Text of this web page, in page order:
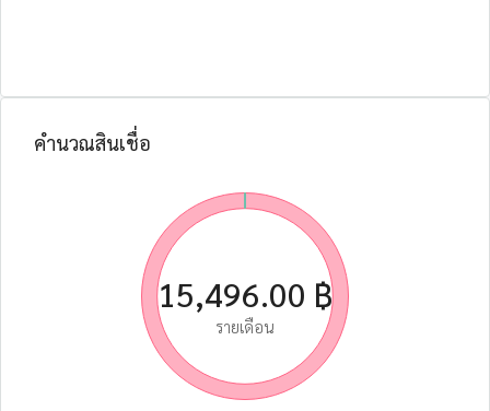
คำนวณสินเชื่อ
15,496.00 ฿
รายเดือน